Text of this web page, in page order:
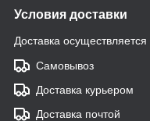
Условия доставки
Доставка
Самовывоз
Доставка курьером
Доставка почтой